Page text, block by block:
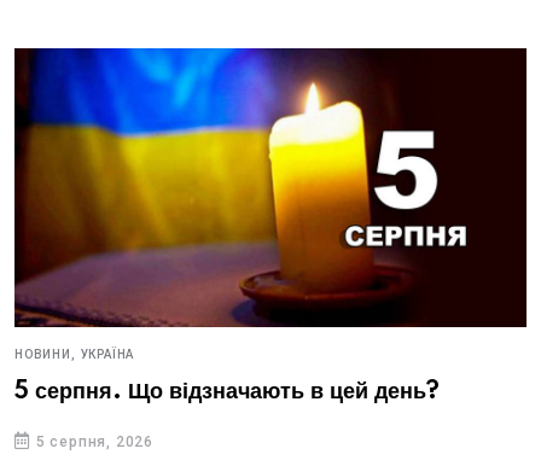
НОВИНИ, УКРАЇНА
5 серпня. Що відзначають в цей день?
5 серпня, 2026